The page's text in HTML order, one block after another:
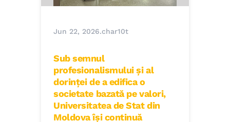
Jun 22, 2026.char10t
Sub semnul
profesionalismului și al
dorinței de a edifica o
societate bazată pe valori,
Universitatea de Stat din
Moldova își continuă